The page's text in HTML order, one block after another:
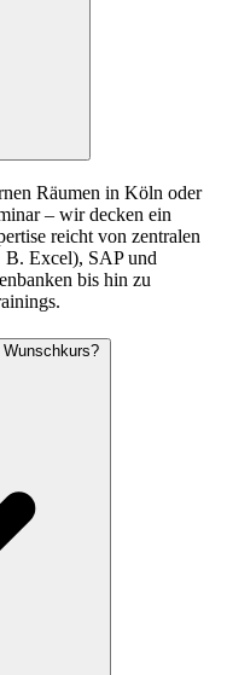
Räumen in Köln oder
– wir decken ein
reicht von zentralen
Excel), SAP und
bis hin zu